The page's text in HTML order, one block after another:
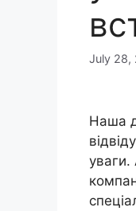
July 28,
Наша
уваги.